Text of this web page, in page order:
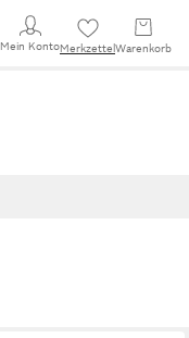
Mein KontoMerkzettel Warenkorb